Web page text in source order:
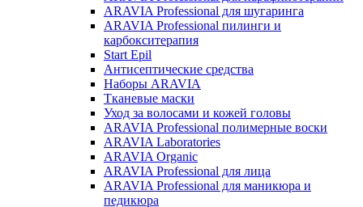
ARAVIA Professional для шугаринга
ARAVIA Professional пилинги и
карбокситерапия
Start Epil
Антисептические средства
Наборы ARAVIA
Тканевые маски
Уход за волосами и кожей головы
ARAVIA Professional полимерные воски
ARAVIA Laboratories
ARAVIA Organic
ARAVIA Professional для лица
ARAVIA Professional для маникюра и
педикюра